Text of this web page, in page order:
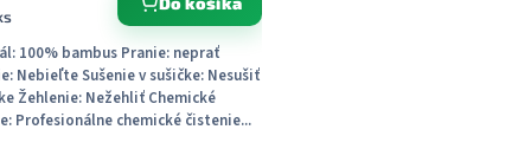
100% bambus Pranie: neprať
Nebieľte Sušenie v sušičke: Nesušiť
Žehlenie: Nežehliť Chemické
Profesionálne chemické čistenie...